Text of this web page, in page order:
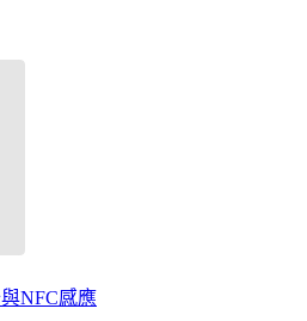
NFC感應